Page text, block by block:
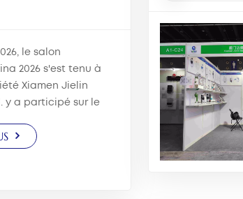
le salon
2026 s'est tenu à
Xiamen Jielin
y a participé sur le
détachées pour